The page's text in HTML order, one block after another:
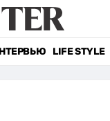
LIFE STYLE